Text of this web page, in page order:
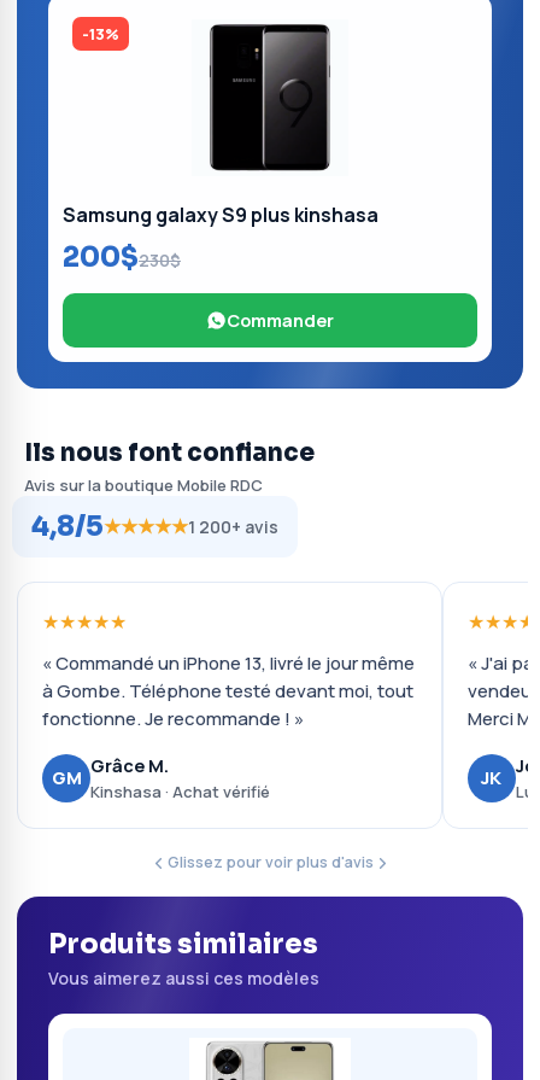
-13%
Samsung galaxy S9 plus kinshasa
200$230$
Commander
Ils nous font confiance
Avis sur la boutique Mobile RDC
4,8/5★★★★★1 200+ avis
★★★★★
« Commandé un iPhone 13, livré le jour même
à Gombe. Téléphone testé devant moi, tout
fonctionne. Je recommande ! »
GM Grâce M.
Kinshasa · Achat vérifié
« J'ai
Merci
JK
Glissez pour voir plus d'avis
Produits similaires
Vous aimerez aussi ces modèles